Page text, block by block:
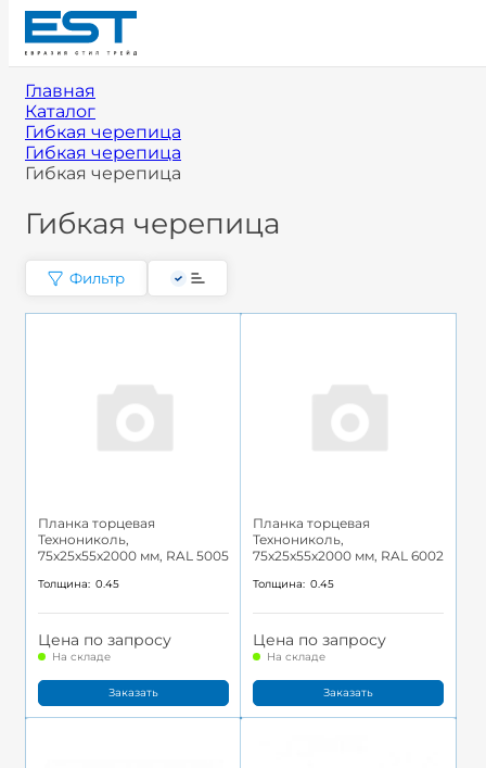
Главная
Каталог
Гибкая черепица
Гибкая черепица
Гибкая черепица
Гибкая черепица
Фильтр
Планка торцевая
Технониколь,
75x25x55x2000 мм, RAL 5005
Толщина: 0.45
Цена по запросу
На складе
Заказать
Планка торцевая
Технониколь,
75x25x55x2000 мм, RAL 6002
Толщина: 0.45
Цена по запросу
На складе
Заказать